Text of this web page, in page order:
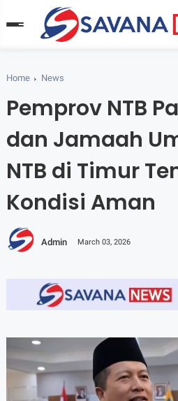
Home News
Pemprov NTB
dan Jamaah
NTB di Timur
Kondisi Aman
Admin March 03, 2026